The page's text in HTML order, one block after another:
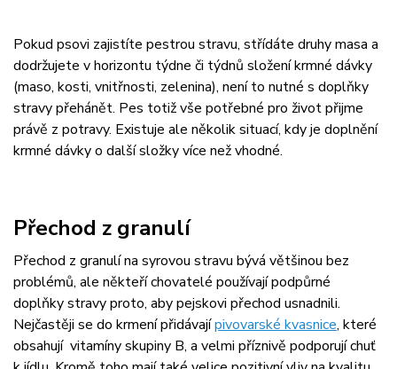
Pokud psovi zajistíte pestrou stravu, střídáte druhy masa a
dodržujete v horizontu týdne či týdnů složení krmné dávky
(maso, kosti, vnitřnosti, zelenina), není to nutné s doplňky
stravy přehánět. Pes totiž vše potřebné pro život přijme
právě z potravy. Existuje ale několik situací, kdy je doplnění
krmné dávky o další složky více než vhodné.
Přechod z granulí
Přechod z granulí na syrovou stravu bývá většinou bez
problémů, ale někteří chovatelé používají podpůrné
doplňky stravy proto, aby pejskovi přechod usnadnili.
Nejčastěji se do krmení přidávajípivovarské kvasnice, které
obsahují vitamíny skupiny B, a velmi příznivě podporují chuť